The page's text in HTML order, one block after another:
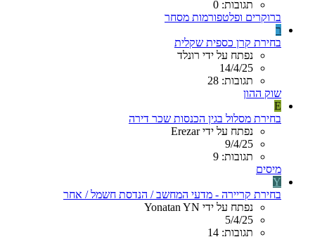
תגובות: 0
ברוקרים ופלטפורמות מסחר
ר
בחירת קרן כספית שקלית
נפתח על ידי רונלד
14/4/25
תגובות: 28
שוק ההון
E
בחירת מסלול בגין הכנסות שכר דירה
נפתח על ידי Erezar
9/4/25
תגובות: 9
מיסים
Y
בחירת קריירה - מדעי המחשב / הנדסת חשמל / אחר
נפתח על ידי Yonatan YN
5/4/25
תגובות: 14